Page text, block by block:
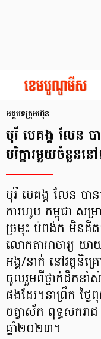
អត្ថបទក្រុមហ៊ុន
បុរី មេគង្គ លែន ប
បរិក្ខារមួយចំនួនន
បុរី មេគង្គ លែន បា
ការហូប កម្ពុជា សម្
ច្រមុះ បំពង់ក មិនគិ
លោកតាអាចារ្យ
អង្គ/នាក់ នៅវត្តនិ
ចូលរួមពីថ្នាក់ដឹកនាំ
ផងដែរ។នាព្រឹក ថ្ង
ចត្វាស័ក ពុទ្ធសករា
ឆ្នាំ២០២៣។